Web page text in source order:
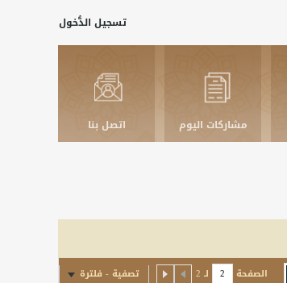
تسجيل الدُّخول
مشاركات اليوم اتصل بنا
الصفحة لـ 2 تصفية - فلترة